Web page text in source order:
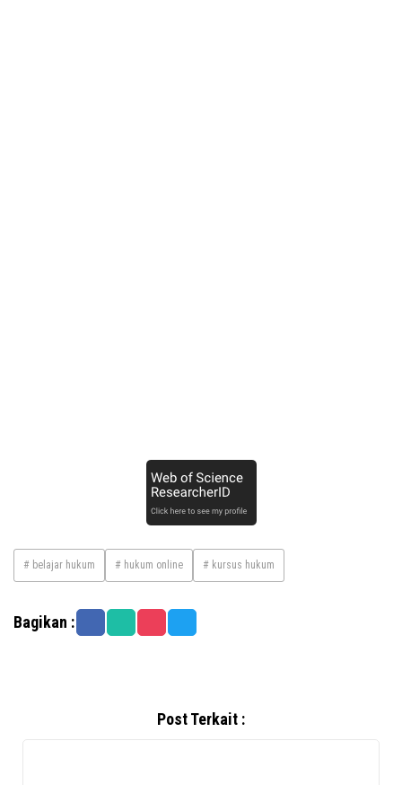
# belajar hukum # hukum online # kursus hukum
Bagikan :
Post Terkait :